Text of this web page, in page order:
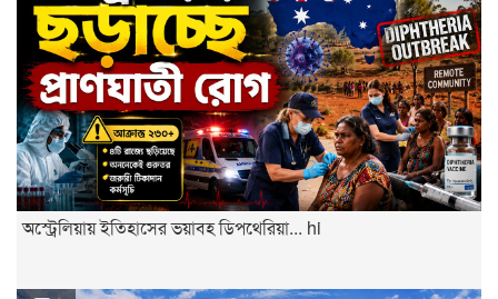
অস্ট্রেলিয়ায় ইতিহাসের ভয়াবহ ডিপথেরিয়া... hi